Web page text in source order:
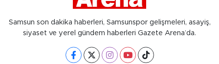
Samsun son dakika haberleri, Samsunspor gelişmeleri, asayiş,
siyaset ve yerel gündem haberleri Gazete Arena’da.